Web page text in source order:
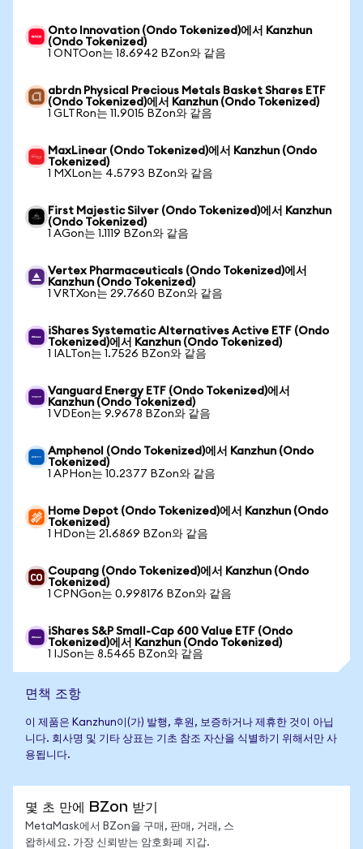
Onto Innovation (Ondo Tokenized)에서 Kanzhun
(Ondo Tokenized)
1 ONTOon는 18.6942 BZon와 같음
abrdn Physical Precious Metals Basket Shares ETF
(Ondo Tokenized)에서 Kanzhun (Ondo Tokenized)
1 GLTRon는 11.9015 BZon와 같음
MaxLinear (Ondo Tokenized)에서 Kanzhun (Ondo
Tokenized)
1 MXLon는 4.5793 BZon와 같음
First Majestic Silver (Ondo Tokenized)에서 Kanzhun
(Ondo Tokenized)
1 AGon는 1.1119 BZon와 같음
Vertex Pharmaceuticals (Ondo Tokenized)에서
Kanzhun (Ondo Tokenized)
1 VRTXon는 29.7660 BZon와 같음
iShares Systematic Alternatives Active ETF (Ondo
Tokenized)에서 Kanzhun (Ondo Tokenized)
1 IALTon는 1.7526 BZon와 같음
Vanguard Energy ETF (Ondo Tokenized)에서
Kanzhun (Ondo Tokenized)
1 VDEon는 9.9678 BZon와 같음
Amphenol (Ondo Tokenized)에서 Kanzhun (Ondo
Tokenized)
1 APHon는 10.2377 BZon와 같음
Home Depot (Ondo Tokenized)에서 Kanzhun (Ondo
Tokenized)
1 HDon는 21.6869 BZon와 같음
Coupang (Ondo Tokenized)에서 Kanzhun (Ondo
Tokenized)
1 CPNGon는 0.998176 BZon와 같음
iShares S&P Small-Cap 600 Value ETF (Ondo
Tokenized)에서 Kanzhun (Ondo Tokenized)
1 IJSon는 8.5465 BZon와 같음
면책 조항
이 제품은 Kanzhun이(가) 발행, 후원, 보증하거나 제휴한 것이 아닙
니다. 회사명 및 기타 상표는 기초 참조 자산을 식별하기 위해서만 사
용됩니다.
몇 초 만에 BZon 받기
MetaMask에서 BZon을 구매, 판매, 거래, 스
왑하세요. 가장 신뢰받는 암호화폐 지갑.